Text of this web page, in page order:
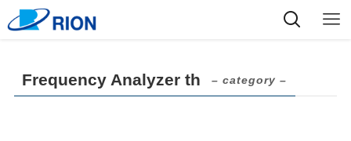
Frequency Analyzer th – category –